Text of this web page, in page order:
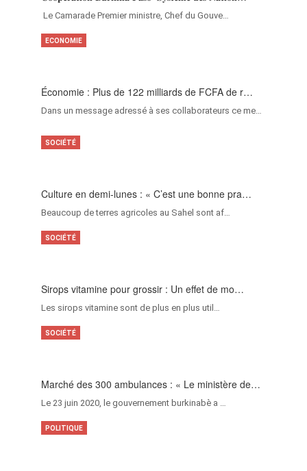
‎Le Camarade Premier ministre, Chef du Gouve…
Économie : Plus de 122 milliards de FCFA de r…
Dans un message adressé à ses collaborateurs ce me…
ECONOMIE
Culture en demi-lunes : « C’est une bonne pra…
Beaucoup de terres agricoles au Sahel sont af…
SOCIÉTÉ
Sirops vitamine pour grossir : Un effet de mo…
Les sirops vitamine sont de plus en plus util…
SOCIÉTÉ
Marché des 300 ambulances : « Le ministère de…
Le 23 juin 2020, le gouvernement burkinabè a …
SOCIÉTÉ
POLITIQUE